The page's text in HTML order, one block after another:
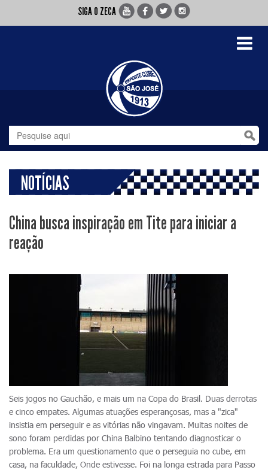
SIGA O ZECA
Toggle
NOTÍCIAS
China busca inspiração em Tite para iniciar a
reação
Seis jogos no Gauchão, e mais um na Copa do Brasil. Duas derrotas
e cinco empates. Algumas atuações esperançosas, mas a "zica"
insistia em perseguir e as vitórias não vingavam. Muitas noites de
sono foram perdidas por China Balbino tentando diagnosticar o
problema. Era um questionamento que o perseguia no cube, em
casa, na faculdade, Onde estivesse. Foi na longa estrada para Passo